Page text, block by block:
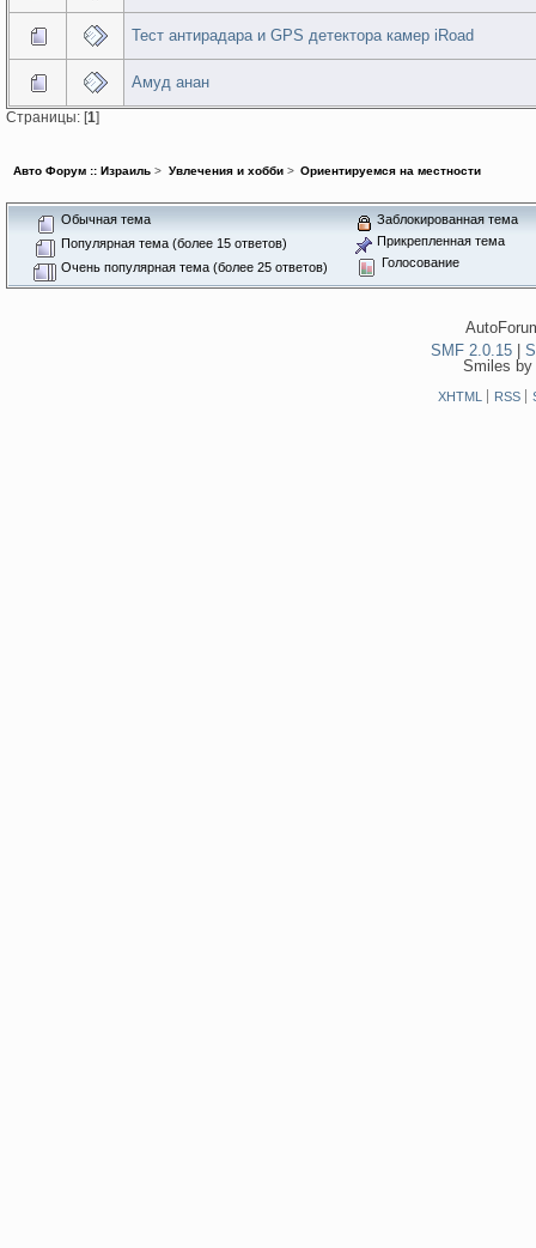
Тест антирадарa и GPS детектора камер iRoad
Амуд анан
Страницы: [1]
Авто Форум :: Израиль > Увлечения и хобби> Ориентируемся на местности
Обычная тема
Популярная тема (более 15 ответов)
Очень популярная тема (более 25 ответов)
Заблокированная тема
Прикрепленная тема
Голосование
SMF 2.0.15
Smiles
XHTML RSS